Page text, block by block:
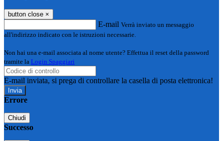
button close ×
E-mail Verrà inviato un messaggio
all'indirizzo indicato con le istruzioni necessarie.
Non hai una e-mail associata al nome utente? Effettua il reset della password
tramite la Login Spaggiari
E-mail inviata, si prega di controllare la casella di posta elettronica!
Errore
Chiudi
Successo